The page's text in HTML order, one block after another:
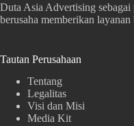
Duta Asia Advertising sebagai
berusaha memberikan layanan
Tautan Perusahaan
Tentang
Legalitas
Visi dan Misi
Media Kit